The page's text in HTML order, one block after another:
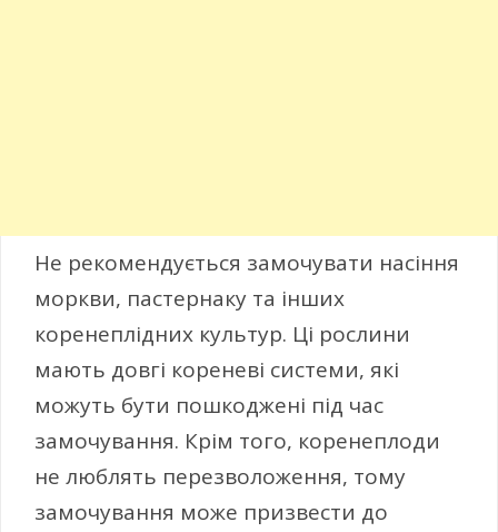
Не рекомендується замочувати насіння
моркви, пастернаку та інших
коренеплідних культур. Ці рослини
мають довгі кореневі системи, які
можуть бути пошкоджені під час
замочування. Крім того, коренеплоди
не люблять перезволоження, тому
замочування може призвести до